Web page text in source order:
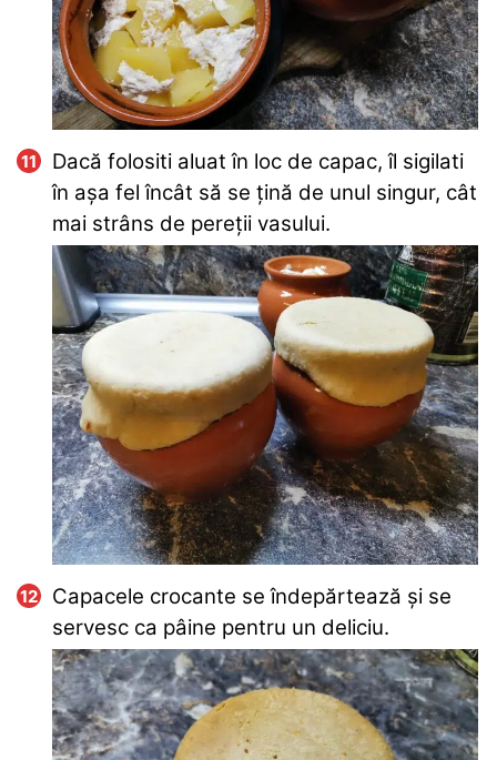
Dacă folositi aluat în loc de capac, îl sigilati
în așa fel încât să se țină de unul singur, cât
mai strâns de pereții vasului.
Capacele crocante se îndepărtează și se
servesc ca pâine pentru un deliciu.